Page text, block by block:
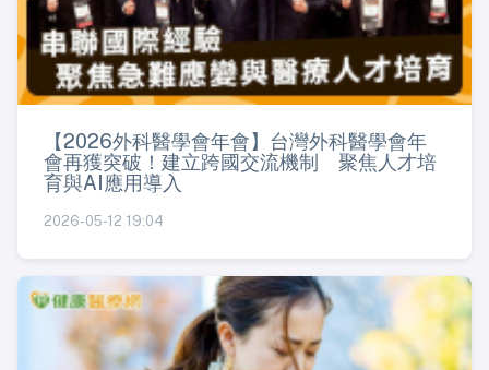
【2026外科醫學會年會】台灣外科醫學會年
會再獲突破！建立跨國交流機制 聚焦人才培
育與AI應用導入
2026-05-12 19:04